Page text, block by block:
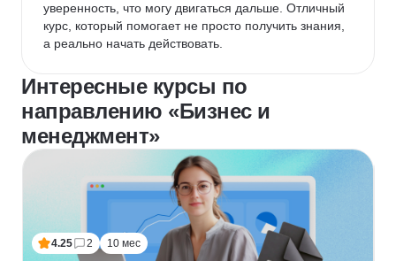
уверенность, что могу двигаться дальше. Отличный
курс, который помогает не просто получить знания,
а реально начать действовать.
Интересные курсы по
направлению «Бизнес и
менеджмент»
4.25 2 10 мес